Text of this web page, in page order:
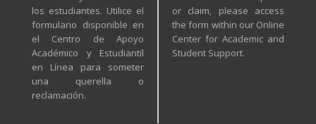
los estudiantes. Utilice el
formulario disponible en
el Centro de Apoyo
Académico y Estudiantil
en Línea para someter
una querella o
reclamación.
or claim, please access
the form within our Online
Center for Academic and
Student Support.